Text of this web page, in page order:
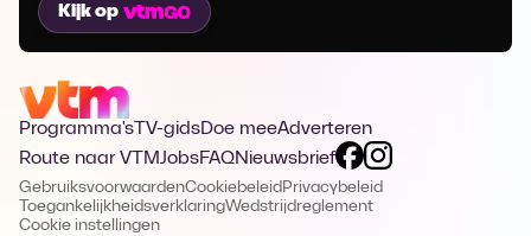
Kijk op
Programma's TV-gidsDoe meeAdverteren
Route naar VTMJobsFAQNieuwsbrief
GebruiksvoorwaardenCookiebeleid Privacybeleid
ToegankelijkheidsverklaringWedstrijdreglement
Cookie instellingen